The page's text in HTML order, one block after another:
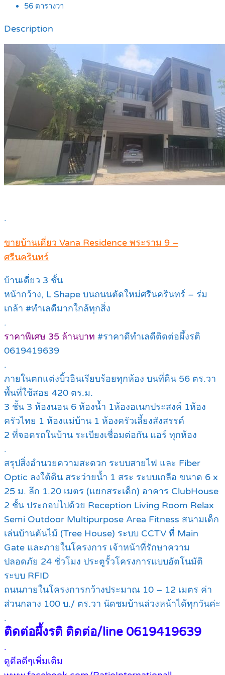
56 ตารางวา
Description
.
ขายบ้านเดี่ยว Vana Residence พระราม 9 –
ศรีนครินทร์
บ้านเดี่ยว 3 ชั้น
หน้ากว้าง, L Shape บนถนนตัดใหม่ศรีนครินทร์ – ร่ม
เกล้า #ทำเลดีมากใกล้ทุกสิ่ง
.
ราคาพิเศษ 35 ล้านบาท #ราคาดีทำเลดีติดต่อผึ้งรติ
0619419639
.
ภายในตกแต่งบิ้วอินเรียบร้อยทุกห้อง บนที่ดิน 56 ตร.วา
พื้นที่ใช้สอย 420 ตร.ม.
3 ชั้น 3 ห้องนอน 6 ห้องน้ำ 1ห้องอเนกประสงค์ 1ห้อง
ครัวไทย 1 ห้องแม่บ้าน 1 ห้องครัวเลี้ยงสังสรรค์
2 ที่จอดรถในบ้าน ระเบียงเชื่อมต่อกัน แอร์ ทุกห้อง
.
สรุปสิ่งอำนวยความสะดวก ระบบสายไฟ และ Fiber
Optic ลงใต้ดิน สระว่ายน้ำ 1 สระ ระบบเกลือ ขนาด 6 x
25 ม. ลึก 1.20 เมตร (แยกสระเด็ก) อาคาร ClubHouse
2 ชั้น ประกอบไปด้วย Reception Living Room Relax
Semi Outdoor Multipurpose Area Fitness สนามเด็ก
เล่นบ้านต้นไม้ (Tree House) ระบบ CCTV ที่ Main
Gate และภายในโครงการ เจ้าหน้าที่รักษาความ
ปลอดภัย 24 ชั่วโมง ประตูรั้วโครงการแบบอัตโนมัติ
ระบบ RFID
ถนนภายในโครงการกว้างประมาณ 10 – 12 เมตร ค่า
ส่วนกลาง 100 บ./ ตร.วา นัดชมบ้านล่วงหน้าได้ทุกวันค่ะ
.
ติดต่อผึ้งรติ ติดต่อ/line 0619419639
.
ดูดีลดีๆเพิ่มเติม